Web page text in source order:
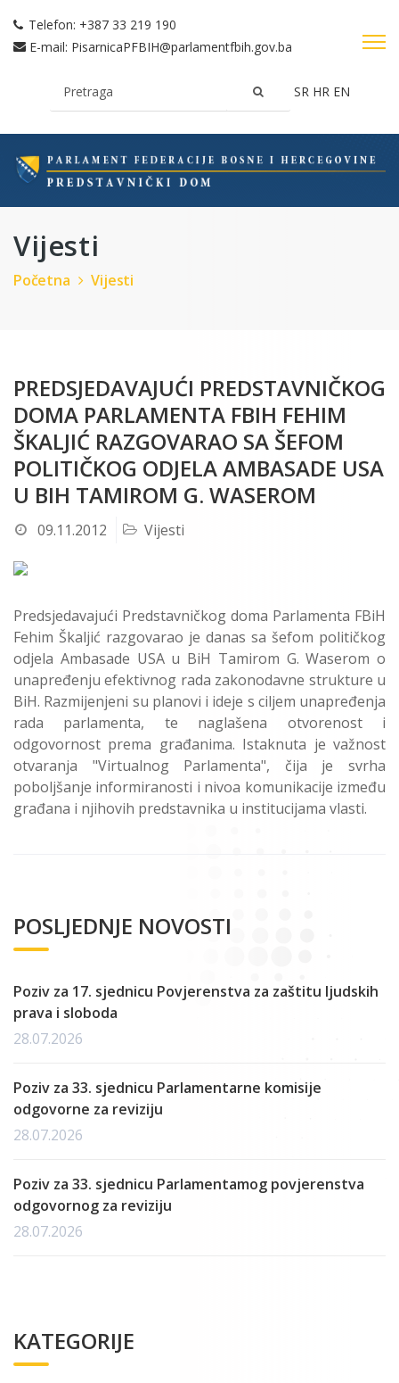
Telefon: +387 33 219 190
E-mail: PisarnicaPFBIH@parlamentfbih.gov.ba
SR HR EN
Vijesti
Početna Vijesti
PREDSJEDAVAJUĆI PREDSTAVNIČKOG
DOMA PARLAMENTA FBIH FEHIM
ŠKALJIĆ RAZGOVARAO SA ŠEFOM
POLITIČKOG ODJELA AMBASADE USA
U BIH TAMIROM G. WASEROM
09.11.2012 Vijesti
Predsjedavajući Predstavničkog doma Parlamenta FBiH
Fehim Škaljić razgovarao je danas sa šefom političkog
odjela Ambasade USA u BiH Tamirom G. Waserom o
unapređenju efektivnog rada zakonodavne strukture u
BiH. Razmijenjeni su planovi i ideje s ciljem unapređenja
rada parlamenta, te naglašena otvorenost i
odgovornost prema građanima. Istaknuta je važnost
otvaranja "Virtualnog Parlamenta", čija je svrha
poboljšanje informiranosti i nivoa komunikacije između
građana i njihovih predstavnika u institucijama vlasti.
POSLJEDNJE NOVOSTI
Poziv za 17. sjednicu Povjerenstva za zaštitu ljudskih
prava i sloboda
28.07.2026
Poziv za 33. sjednicu Parlamentarne komisije
odgovorne za reviziju
28.07.2026
Poziv za 33. sjednicu Parlamentamog povjerenstva
odgovornog za reviziju
28.07.2026
KATEGORIJE